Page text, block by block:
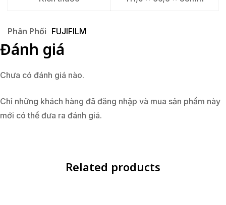
Phân Phối FUJIFILM
Đánh giá
Chưa có đánh giá nào.
Chỉ những khách hàng đã đăng nhập và mua sản phẩm này
mới có thể đưa ra đánh giá.
Related products